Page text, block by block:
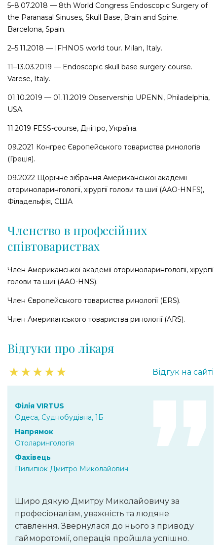
5–8.07.2018 — 8th World Congress Endoscopic Surgery of
the Paranasal Sinuses, Skull Base, Brain and Spine.
Barcelona, Spain.
2–5.11.2018 — IFHNOS world tour. Milan, Italy.
11–13.03.2019 — Endoscopic skull base surgery course.
Varese, Italy.
01.10.2019 — 01.11.2019 Observership UPENN, Philadelphia,
USA.
11.2019 FESS-course, Днiпро, Україна.
09.2021 Конгрес Європейського товариства ринологів
(Греція).
09.2022 Щорічне зібрання Американської академії
оториноларингології, хірургії голови та шиї (ААО-HNFS),
Філадельфія, США
Членство в професійних
співтовариствах
Член Американської академії оториноларингології, хірургії
голови та шиї (AAO-HNS).
Член Європейського товариства ринології (ERS).
Член Американського товариства ринології (ARS).
Відгуки про лікаря
★★★★★ Відгук на сайті
Філія VIRTUS
Одеса, Суднобудівна, 1Б
Напрямок
Отоларингологія
Фахівець
Пилипюк Дмитро Миколайович
Щиро дякую Дмитру Миколайовичу за
професіоналізм, уважність та людяне
ставлення. Звернулася до нього з приводу
гайморотомії, операція пройшла успішно.